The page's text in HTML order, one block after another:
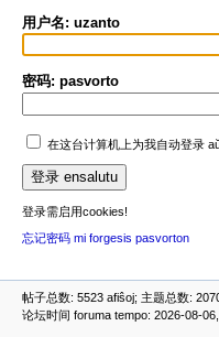
用户名: uzanto
密码: pasvorto
在这台计算机上为我自动登录
登录需启用cookies!
忘记密码 mi forgesis pasvorton
帖子总数: 5523 afiŝoj; 主题总数:
论坛时间 foruma tempo: 2026-08-